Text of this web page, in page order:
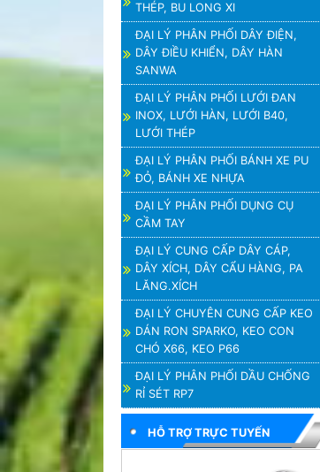
THÉP, BU LONG XI
ĐẠI LÝ PHÂN PHỐI DÂY ĐIỆN,
DÂY ĐIỀU KHIỂN, DÂY HÀN
SANWA
ĐẠI LÝ PHÂN PHỐI LƯỚI ĐAN
INOX, LƯỚI HÀN, LƯỚI B40,
LƯỚI THÉP
ĐẠI LÝ PHÂN PHỐI BÁNH XE PU
ĐỎ, BÁNH XE NHỰA
ĐẠI LÝ PHÂN PHỐI DỤNG CỤ
CẦM TAY
ĐẠI LÝ CUNG CẤP DÂY CÁP,
DÂY XÍCH, DÂY CẨU HÀNG, PA
LĂNG.XÍCH
ĐẠI LÝ CHUYÊN CUNG CẤP KEO
DÁN RON SPARKO, KEO CON
CHÓ X66, KEO P66
ĐẠI LÝ PHÂN PHỐI DẦU CHỐNG
RỈ SÉT RP7
HỖ TRỢ TRỰC TUYẾN